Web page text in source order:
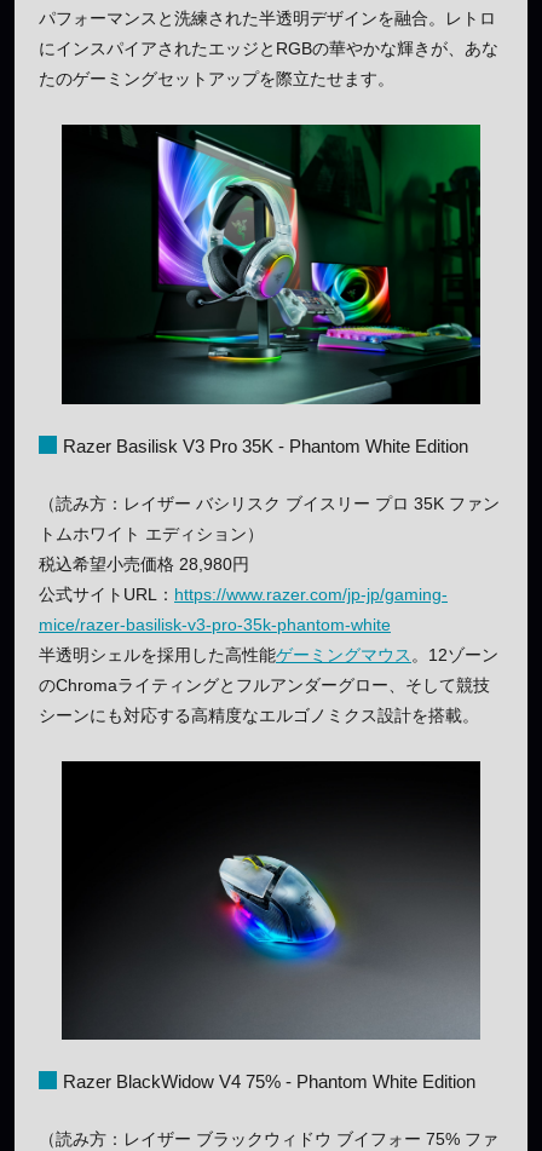
パフォーマンスと洗練された半透明デザインを融合。レトロ
にインスパイアされたエッジとRGBの華やかな輝きが、あな
たのゲーミングセットアップを際立たせます。
Razer Basilisk V3 Pro 35K - Phantom White Edition
（読み方：レイザー バシリスク ブイスリー プロ 35K ファン
トムホワイト エディション）
税込希望小売価格 28,980円
公式サイトURL： https://www.razer.com/jp-jp/gaming-
mice/razer-basilisk-v3-pro-35k-phantom-white
半透明シェルを採用した高性能ゲーミングマウス 。12ゾーン
のChromaライティングとフルアンダーグロー、そして競技
シーンにも対応する高精度なエルゴノミクス設計を搭載。
Razer BlackWidow V4 75% - Phantom White Edition
（読み方：レイザー ブラックウィドウ ブイフォー 75% ファ